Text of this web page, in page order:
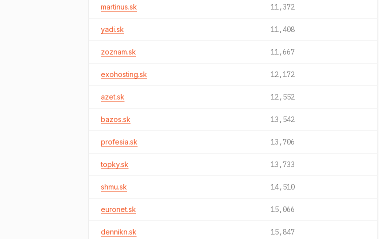
martinus.sk 11,372
yadi.sk 11,408
zoznam.sk 11,667
exohosting.sk 12,172
azet.sk 12,552
bazos.sk 13,542
profesia.sk 13,706
topky.sk 13,733
shmu.sk 14,510
euronet.sk 15,066
dennikn.sk 15,847